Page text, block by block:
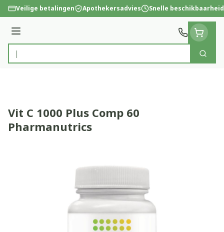
Ga naar de inhoud
Veilige betalingen Apothekersadvies Snelle beschikbaarheid
Menu
Product, merk, categorie...
Zoek
Vit C 1000 Plus Comp 60
Pharmanutrics